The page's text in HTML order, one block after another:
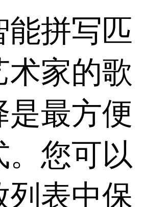
能拼写匹
术家的歌
是最方便
。您可以
列表中保